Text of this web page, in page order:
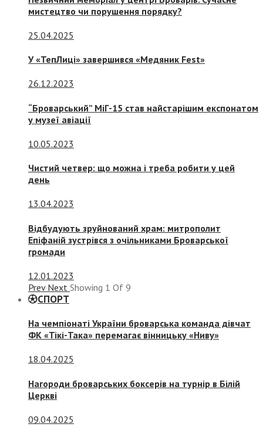
мистецтво чи порушення порядку?
25.04.2025
У «ТепЛиці» завершився «Медяник Fest»
26.12.2023
“Броварський” МіГ-15 став найстарішим експонатом
у музеї авіації
10.05.2023
Чистий четвер: що можна і треба робити у цей
день
13.04.2023
Відбудують зруйнований храм: митрополит
Епіфаній зустрівся з очільниками Броварської
громади
12.01.2023
Prev Next Showing 1 Of 9
СПОРТ
На чемпіонаті України броварська команда дівчат
ФК «Тікі-Така» перемагає вінницьку «Ниву»
18.04.2025
Нагороди броварських боксерів на турнір в Білій
Церкві
09.04.2025